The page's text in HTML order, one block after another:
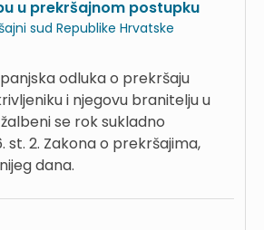
u prekršajnom postupku
sud Republike Hrvatske
odluka o prekršaju
i njegovu branitelju u
se rok sukladno
st. 2. Zakona o prekršajima,
dana.